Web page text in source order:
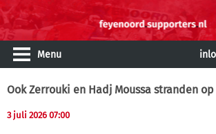
Menu
Ook Zerrouki en Hadj Moussa stranden op
3 juli 2026 07:00